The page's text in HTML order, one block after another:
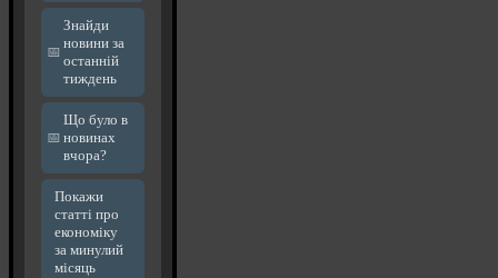
Знайди
новини за
останній
тиждень
Що було в
новинах
вчора?
Покажи
статті про
економіку
за минулий
місяць